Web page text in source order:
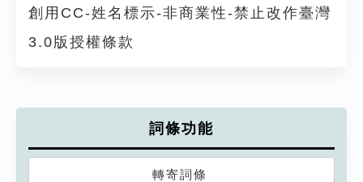
創用CC-姓名標示-非商業性-禁止改作臺灣
3.0版授權條款
詞條功能
轉寄詞條